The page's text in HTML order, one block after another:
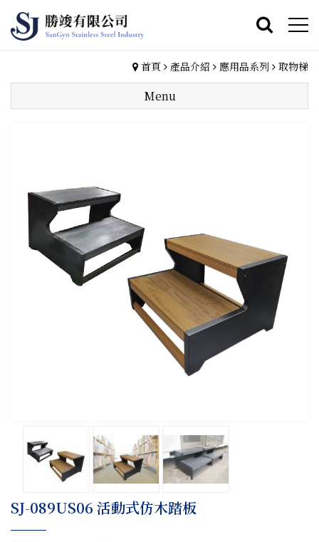
首頁 產品介紹 應用品系列 取物梯
Menu
SJ-089US06 活動式仿木踏板